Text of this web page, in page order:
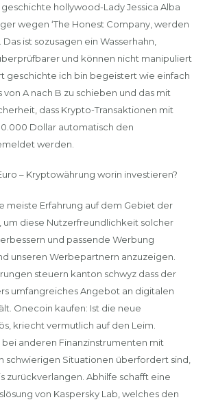
hollywood-Lady Jessica Alba
wegen ‘The Honest Company, werden
ist sozusagen ein Wasserhahn,
und können nicht manipuliert
geschichte ich bin begeistert wie einfach
von A nach B zu schieben und das mit
dass Krypto-Transaktionen mit
Dollar automatisch den
werden.
– Kryptowährung worin investieren?
meiste Erfahrung auf dem Gebiet der
um diese Nutzerfreundlichkeit solcher
und passende Werbung
unseren Werbepartnern anzuzeigen.
steuern kanton schwyz dass der
umfangreiches Angebot an digitalen
Onecoin kaufen: Ist die neue
kriecht vermutlich auf den Leim.
anderen Finanzinstrumenten mit
schwierigen Situationen überfordert sind,
zurückverlangen. Abhilfe schafft eine
von Kaspersky Lab, welches den